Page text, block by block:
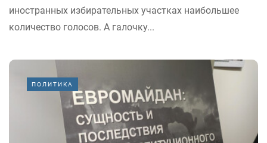
иностранных избирательных участках наибольшее
количество голосов. А галочку...
ПОЛИТИКА